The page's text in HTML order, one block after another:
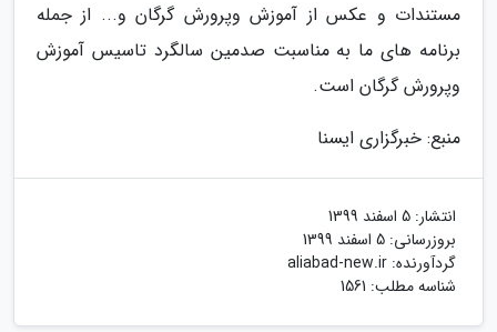
مستندات و عکس از آموزش وپرورش گرگان و... از جمله
برنامه های ما به مناسبت صدمین سالگرد تاسیس آموزش
وپرورش گرگان است.
منبع: خبرگزاری ایسنا
انتشار: 5 اسفند 1399
بروزرسانی: 5 اسفند 1399
گردآورنده: aliabad-new.ir
شناسه مطلب: 1561